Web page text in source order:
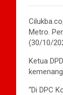
Metro.
(30/10/
Ketua
“Di DPC